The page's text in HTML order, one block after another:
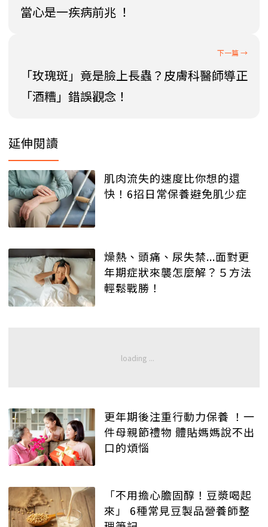
當心是一疾病前兆 ！
「玫瑰斑」竟是臉上長蟲？皮膚科醫師導正
「酒糟」錯誤觀念！
延伸閱讀
肌肉流失的速度比你想的還
快！6招日常保養避免肌少症
燥熱、頭痛、尿失禁...面對更
年期症狀來襲怎麼解？５方法
輕鬆戰勝！
更年期後注重行動力保養 ！一
件母親節禮物 體貼媽媽說不出
口的煩惱
「不用擔心膽固醇！豆漿喝起
來」 6種常見豆製品營養師整